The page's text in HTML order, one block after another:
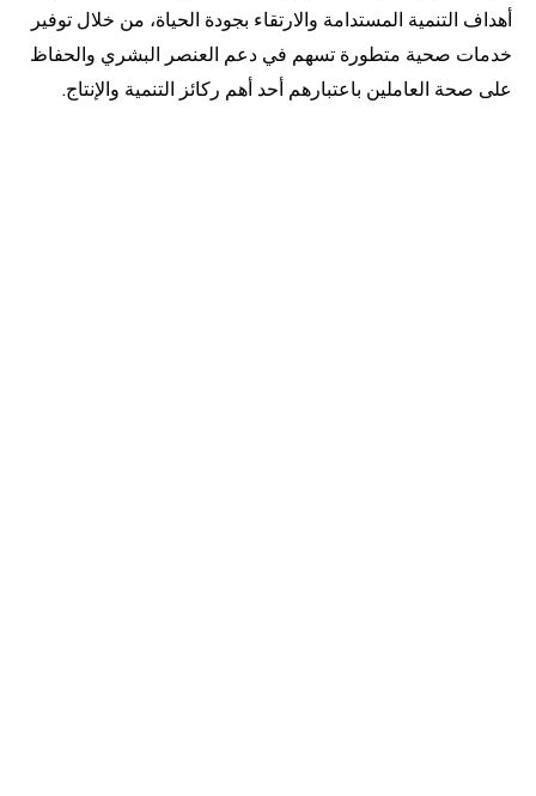
أهداف التنمية المستدامة والارتقاء بجودة الحياة، من خلال توفير
خدمات صحية متطورة تسهم في دعم العنصر البشري والحفاظ
على صحة العاملين باعتبارهم أحد أهم ركائز التنمية والإنتاج.